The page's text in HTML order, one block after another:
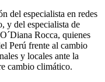
del especialista en redes
y del especialista de
Rocca, quienes
Perú frente al cambio
y locales ante la
cambio climático.